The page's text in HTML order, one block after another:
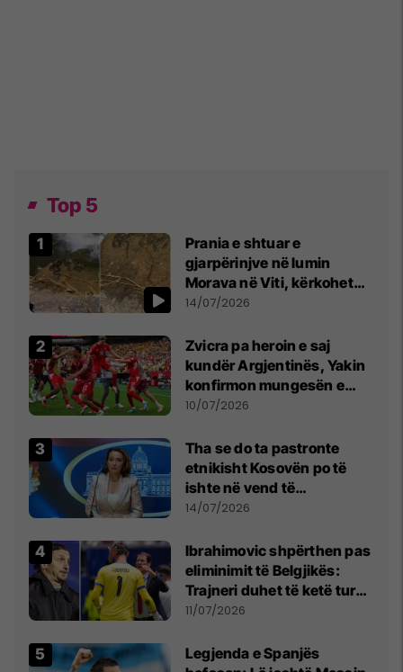
Top 5
Prania e shtuar e
gjarpërinjve në lumin
Morava në Viti, kërkohet
kujdes nga qytetarët
14/07/2026
Zvicra pa heroin e saj
kundër Argjentinës, Yakin
konfirmon mungesën e
madhe
10/07/2026
Tha se do ta pastronte
etnikisht Kosovën po të
ishte në vend të
Millosheviqit, Lëvizja e
kërkon shkarkimin e
menjëhershëm të
Snezhana Paunoviq
14/07/2026
Ibrahimovic shpërthen pas
eliminimit të Belgjikës:
Trajneri duhet të ketë turp,
ai lojtar se meritoi të luante
11/07/2026
Legjenda e Spanjës